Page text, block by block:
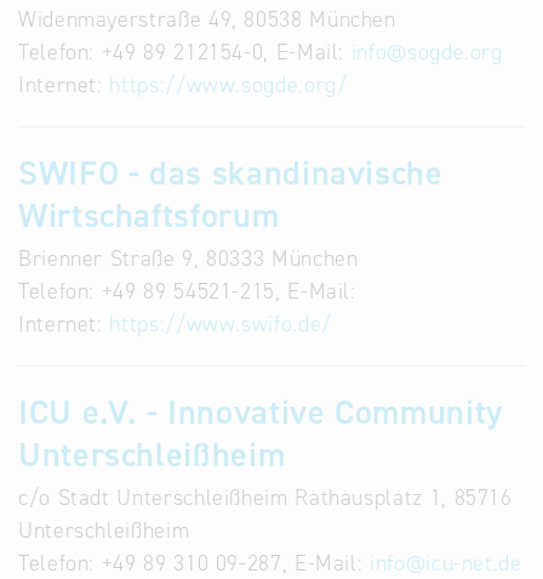
Widenmayerstraße 49, 80538 München
Telefon: +49 89 212154-0, E-Mail: info@sogde.org
Internet: https://www.sogde.org/
SWIFO - das skandinavische
Wirtschaftsforum
Brienner Straße 9, 80333 München
Telefon: +49 89 54521-215, E-Mail:
Internet: https://www.swifo.de/
ICU e.V. - Innovative Community
Unterschleißheim
c/o Stadt Unterschleißheim Rathausplatz 1, 85716
Unterschleißheim
Telefon: +49 89 310 09-287, E-Mail: info@icu-net.de